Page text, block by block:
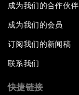
成为我们的合作伙伴
成为我们的会员
订阅我们的新闻稿
联系我们
快捷链接